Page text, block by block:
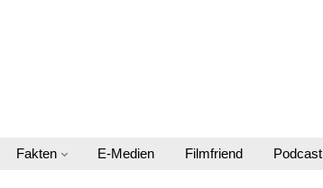
Fakten E-Medien Filmfriend Podcast